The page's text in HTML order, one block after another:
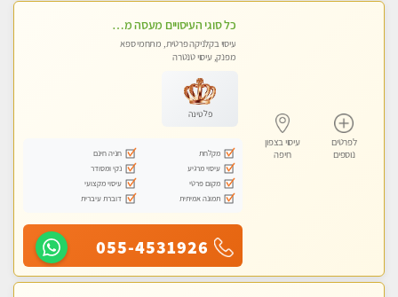
לפרטים
נוספים
עיסוי בצפון
חיפה
כל סוגי העיסויים מעסה מקצועית ואיכותית פרטי!!!
עיסוי בקלניקה פרטית, מתחמי ספא
מפנק, עיסוי טנטרה
פלטינה
מקלחת
חניה חינם
עיסוי מרגיע
נקי ומסודר
מקום פרטי
עיסוי מקצועי
תמונה אמיתית
דוברת עיברית
055-4531926